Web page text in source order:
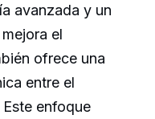
avanzada y un
el
ofrece una
entre el
enfoque